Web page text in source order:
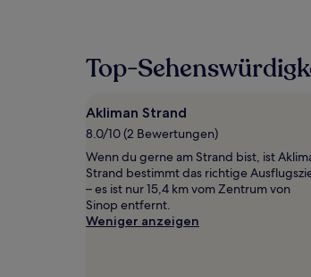
letzten
24 Stunden
einen
Aufenthalt
mit
1 Übernachtung
von
2 Erwachsenen
gefunden
wurde.
Top-
Akliman Strand
8.0/10 (2 Bewertungen)
Wenn du gerne am Strand bist, ist
Strand bestimmt das richtige
– es ist nur 15,4 km vom Zentrum von
Sinop entfernt.
Weniger anzeigen